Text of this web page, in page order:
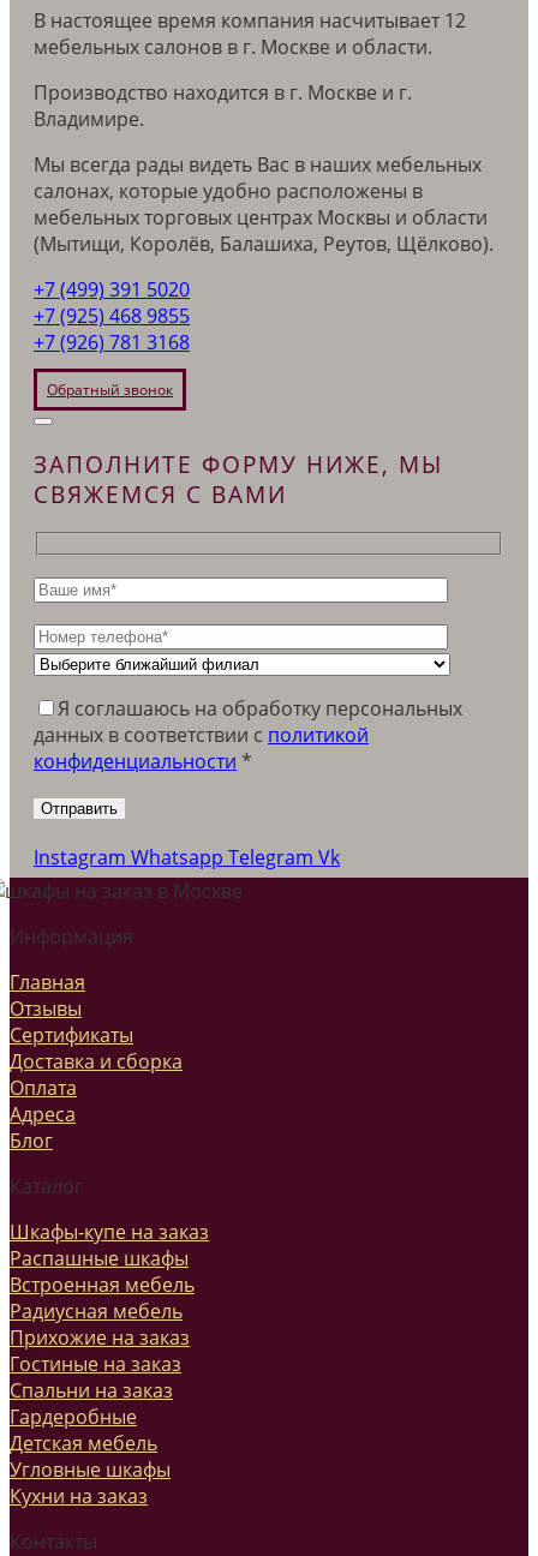
В настоящее время компания насчитывает 12
мебельных салонов в г. Москве и области.
Производство находится в г. Москве и г.
Владимире.
Мы всегда рады видеть Вас в наших мебельных
салонах, которые удобно расположены в
мебельных торговых центрах Москвы и области
(Мытищи, Королёв, Балашиха, Реутов, Щёлково).
+7 (499) 391 5020
+7 (925) 468 9855
+7 (926) 781 3168
Обратный звонок
ЗАПОЛНИТЕ ФОРМУ НИЖЕ, МЫ
СВЯЖЕМСЯ С ВАМИ
Я соглашаюсь на обработку персональных
данных в соответствии c политикой
конфиденциальности *
Instagram Whatsapp Telegram Vk
Информация
Главная
Отзывы
Сертификаты
Доставка и сборка
Оплата
Адреса
Блог
Каталог
Шкафы-купе на заказ
Распашные шкафы
Встроенная мебель
Радиусная мебель
Прихожие на заказ
Гостиные на заказ
Спальни на заказ
Гардеробные
Детская мебель
Угловные шкафы
Кухни на заказ
Контакты